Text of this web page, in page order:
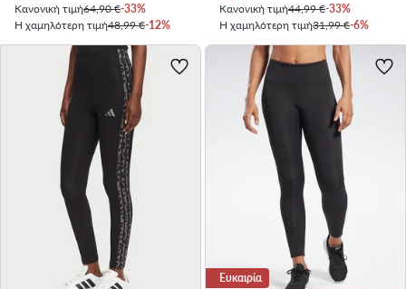
Κανονική τιμή64,90 €-33%
Η χαμηλότερη τιμή48,99 €-12%
Κανονική τιμή44,99 €-33%
Η χαμηλότερη τιμή31,99 €-6%
Ευκαιρία